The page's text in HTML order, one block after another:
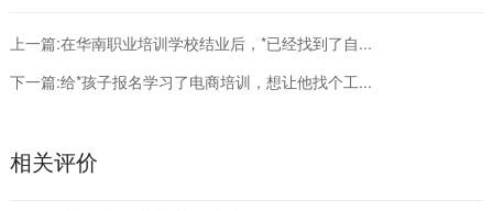
上一篇:在华南职业培训学校结业后，*已经找到了自...
下一篇:给*孩子报名学习了电商培训，想让他找个工...
相关评价